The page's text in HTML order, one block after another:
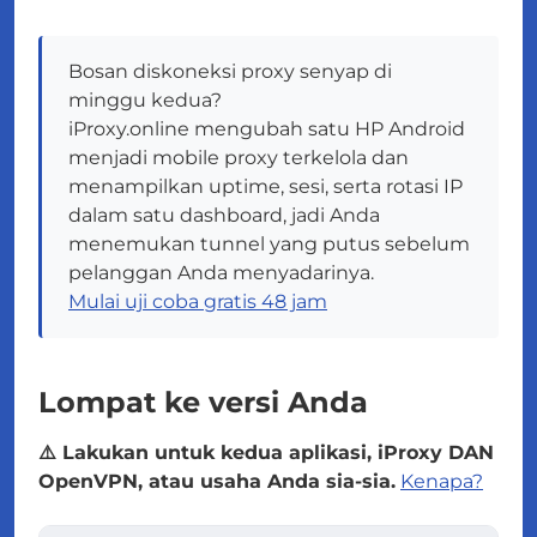
Bosan diskoneksi proxy senyap di
minggu kedua?
iProxy.online mengubah satu HP Android
menjadi mobile proxy terkelola dan
menampilkan uptime, sesi, serta rotasi IP
dalam satu dashboard, jadi Anda
menemukan tunnel yang putus sebelum
pelanggan Anda menyadarinya.
Mulai uji coba gratis 48 jam
Lompat ke versi Anda
⚠️ Lakukan untuk kedua aplikasi, iProxy DAN
OpenVPN, atau usaha Anda sia-sia. Kenapa?